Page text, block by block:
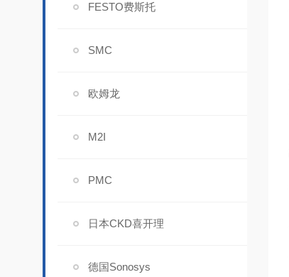
FESTO费斯托
SMC
欧姆龙
M2I
PMC
日本CKD喜开理
德国Sonosys